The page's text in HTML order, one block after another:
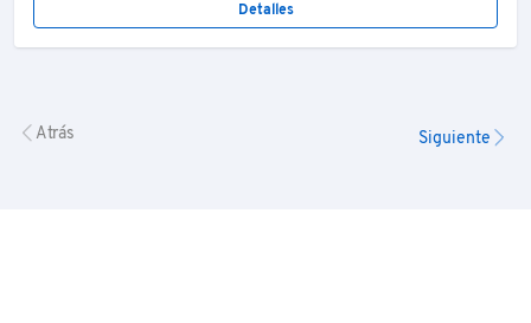
Detalles
Atrás Siguiente